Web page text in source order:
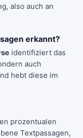
also auch an
erkannt?
identifiziert das
auch
hebt diese im
prozentualen
Textpassagen,